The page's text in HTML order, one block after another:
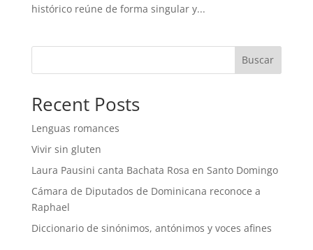
histórico reúne de forma singular y...
Buscar
Recent Posts
Lenguas romances
Vivir sin gluten
Laura Pausini canta Bachata Rosa en Santo Domingo
Cámara de Diputados de Dominicana reconoce a
Raphael
Diccionario de sinónimos, antónimos y voces afines